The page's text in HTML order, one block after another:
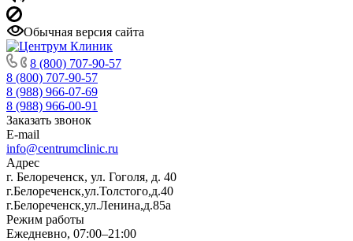
Обычная версия сайта
8 (800) 707-90-57
8 (800) 707-90-57
8 (988) 966-07-69
8 (988) 966-00-91
Заказать звонок
E-mail
info@centrumclinic.ru
Адрес
г. Белореченск, ул. Гоголя, д. 40
г.Белореченск,ул.Толстого,д.40
г.Белореченск,ул.Ленина,д.85а
Режим работы
Ежедневно, 07:00–21:00